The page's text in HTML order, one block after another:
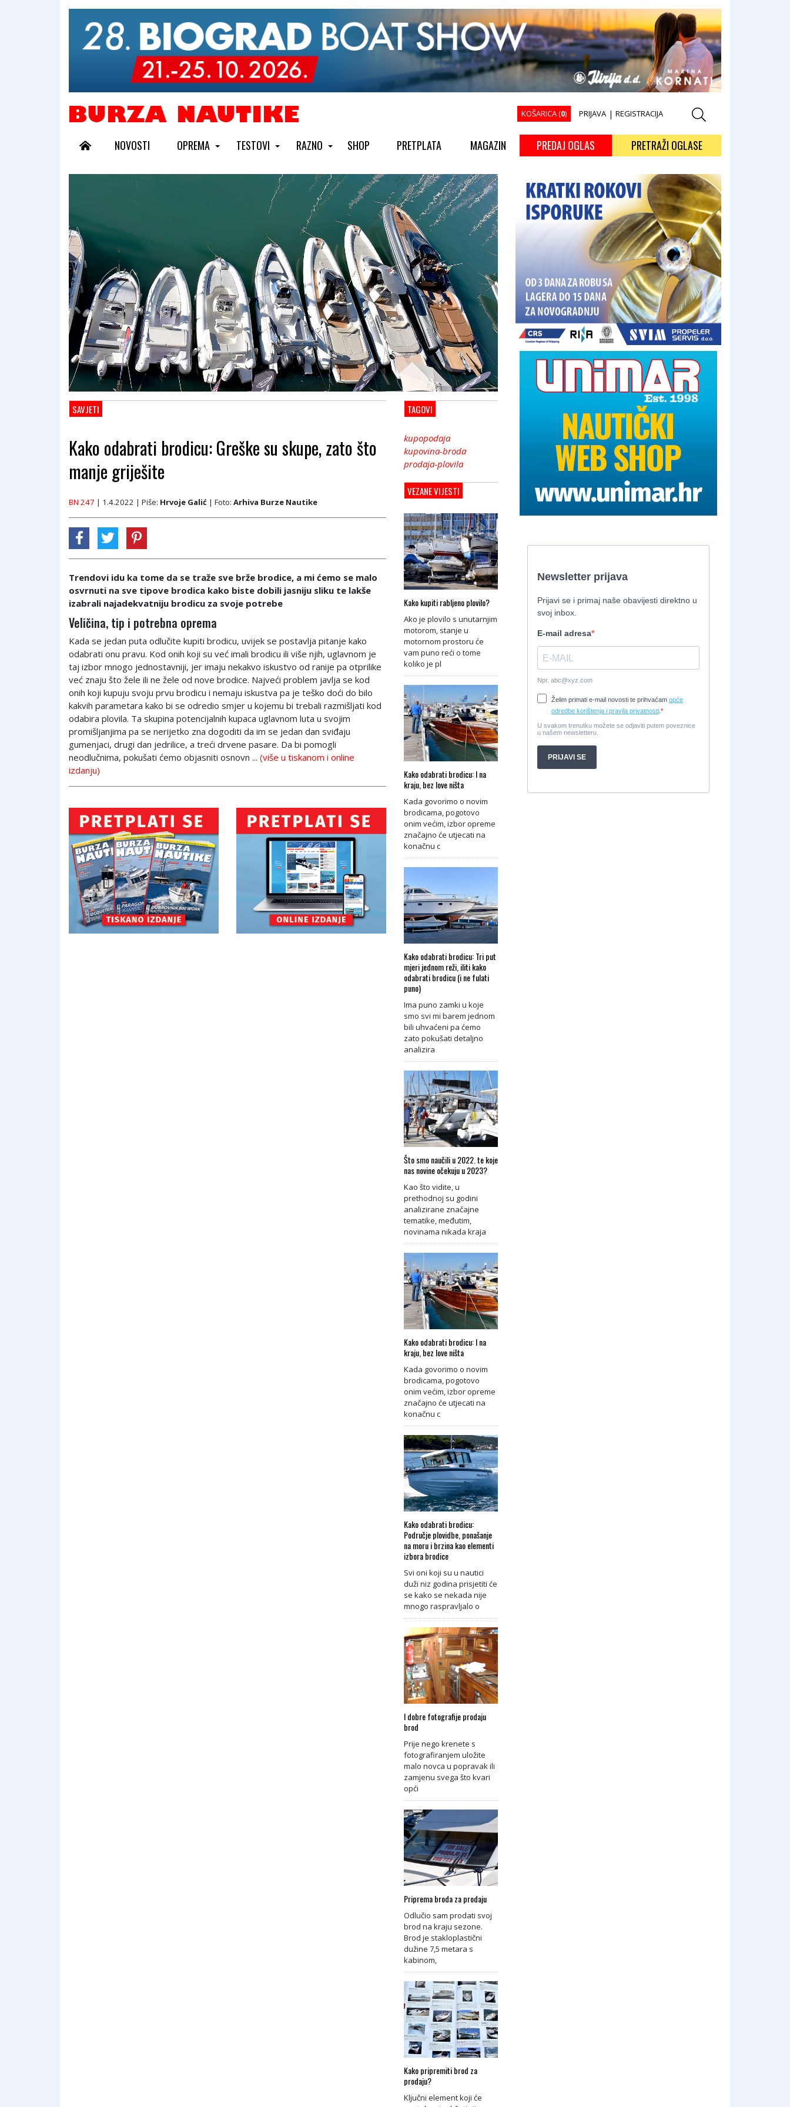
KOŠARICA (0) PRIJAVA | REGISTRACIJA
NOVOSTI OPREMA TESTOVI RAZNO SHOP PRETPLATA MAGAZIN PREDAJ OGLAS PRETRAŽI OGLASE
SAVJETI
Kako odabrati brodicu: Greške su skupe, zato što
manje griješite
BN 247 | 1.4.2022 | Piše: Hrvoje Galić | Foto: Arhiva Burze Nautike
Trendovi idu ka tome da se traže sve brže brodice, a mi ćemo se malo
osvrnuti na sve tipove brodica kako biste dobili jasniju sliku te lakše
izabrali najadekvatniju brodicu za svoje potrebe
Veličina, tip i potrebna oprema
Kada se jedan puta odlučite kupiti brodicu, uvijek se postavlja pitanje kako
odabrati onu pravu. Kod onih koji su već imali brodicu ili više njih, uglavnom je
taj izbor mnogo jednostavniji, jer imaju nekakvo iskustvo od ranije pa otprilike
već znaju što žele ili ne žele od nove brodice. Najveći problem javlja se kod
onih koji kupuju svoju prvu brodicu i nemaju iskustva pa je teško doći do bilo
kakvih parametara kako bi se odredio smjer u kojemu bi trebali razmišljati kod
odabira plovila. Ta skupina potencijalnih kupaca uglavnom luta u svojim
promišljanjima pa se nerijetko zna dogoditi da im se jedan dan sviđaju
gumenjaci, drugi dan jedrilice, a treći drvene pasare. Da bi pomogli
neodlučnima, pokušati ćemo objasniti osnovn ... (više u tiskanom i online
izdanju)
TAGOVI
kupopodaja
kupovina-broda
prodaja-plovila
VEZANE VIJESTI
Kako kupiti rabljeno plovilo?
Ako je plovilo s unutarnjim
motorom, stanje u
motornom prostoru će
vam puno reći o tome
koliko je pl
Kako odabrati brodicu: I na
kraju, bez love ništa
Kada govorimo o novim
brodicama, pogotovo
onim većim, izbor opreme
značajno će utjecati na
konačnu c
Kako odabrati brodicu: Tri put
mjeri jednom reži, iliti kako
odabrati brodicu (i ne fulati
puno)
Ima puno zamki u koje
smo svi mi barem jednom
bili uhvaćeni pa ćemo
zato pokušati detaljno
analizira
Što smo naučili u 2022. te koje
nas novine očekuju u 2023?
Kao što vidite, u
prethodnoj su godini
analizirane značajne
tematike, međutim,
novinama nikada kraja
Kako odabrati brodicu: I na
kraju, bez love ništa
Kada govorimo o novim
brodicama, pogotovo
onim većim, izbor opreme
značajno će utjecati na
konačnu c
Kako odabrati brodicu:
Područje plovidbe, ponašanje
na moru i brzina kao elementi
izbora brodice
Svi oni koji su u nautici
duži niz godina prisjetiti će
se kako se nekada nije
mnogo raspravljalo o
I dobre fotografije prodaju
brod
Prije nego krenete s
fotografiranjem uložite
malo novca u popravak ili
zamjenu svega što kvari
opći
Priprema broda za prodaju
Odlučio sam prodati svoj
brod na kraju sezone.
Brod je stakloplastični
dužine 7,5 metara s
kabinom,
Kako pripremiti brod za
prodaju?
Ključni element koji će